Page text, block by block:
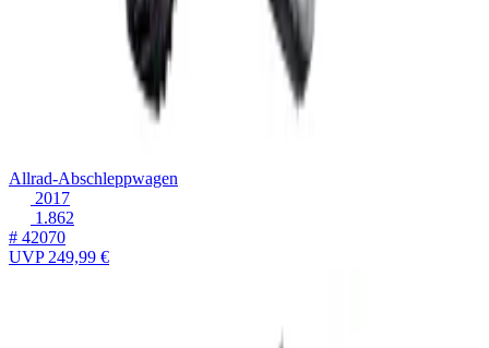
Allrad-Abschleppwagen
2017
1.862
# 42070
UVP249,99 €